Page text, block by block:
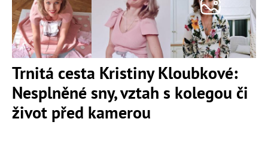
Trnitá cesta Kristiny Kloubkové:
Nesplněné sny, vztah s kolegou či
život před kamerou